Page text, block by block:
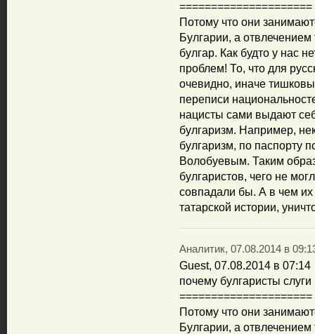
=====================
Потому что они
Булгарии, а
булгар. Как будто у нас
проблем! То, что для
очевидно, иначе
переписи
нацисты сами выдают
булгаризм. Например,
булгаризм, по паспорту
Волобуевым. Таким
булгаристов, чего не
совпадали бы. А в чем
татарской истории,
Аналитик, 07.08.2014 в
Guest, 07.08.2014 в 07:14
почему булгаристы
=====================
Потому что они
Булгарии, а